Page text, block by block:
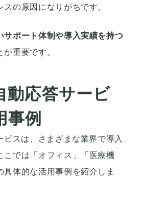
スの原因になりがちです。
サポート体制や導入実績を持つ
が重要です。
動応答サービ
事例
ビスは、さまざまな業界で導入
こでは「オフィス」「医療機
具体的な活用事例を紹介しま